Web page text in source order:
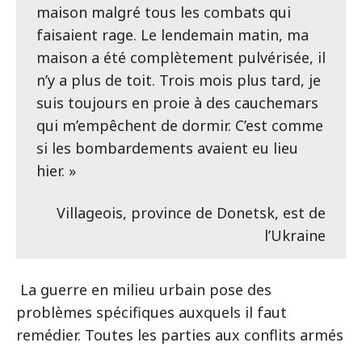
maison malgré tous les combats qui
faisaient rage. Le lendemain matin, ma
maison a été complètement pulvérisée, il
n’y a plus de toit. Trois mois plus tard, je
suis toujours en proie à des cauchemars
qui m’empêchent de dormir. C’est comme
si les bombardements avaient eu lieu
hier. »
Villageois, province de Donetsk, est de
l’Ukraine
La guerre en milieu urbain pose des
problèmes spécifiques auxquels il faut
remédier. Toutes les parties aux conflits armés